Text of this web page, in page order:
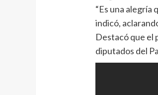
“Es una alegría
indicó,
Destacó que el
diputados del